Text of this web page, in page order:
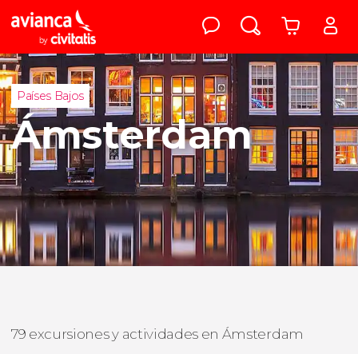
Países Bajos
Ámsterdam
79 excursiones y actividades en Ámsterdam